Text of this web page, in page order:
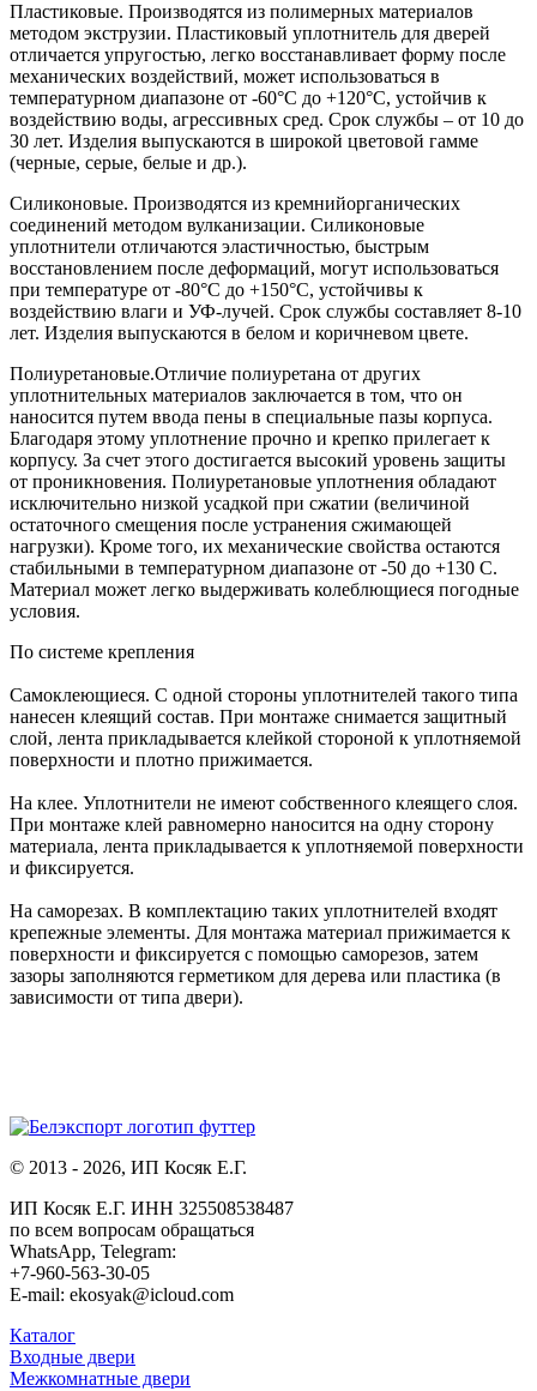
Пластиковые. Производятся из полимерных материалов
методом экструзии. Пластиковый уплотнитель для дверей
отличается упругостью, легко восстанавливает форму после
механических воздействий, может использоваться в
температурном диапазоне от -60°С до +120°С, устойчив к
воздействию воды, агрессивных сред. Срок службы – от 10 до
30 лет. Изделия выпускаются в широкой цветовой гамме
(черные, серые, белые и др.).
Силиконовые. Производятся из кремнийорганических
соединений методом вулканизации. Силиконовые
уплотнители отличаются эластичностью, быстрым
восстановлением после деформаций, могут использоваться
при температуре от -80°С до +150°С, устойчивы к
воздействию влаги и УФ-лучей. Срок службы составляет 8-10
лет. Изделия выпускаются в белом и коричневом цвете.
Полиуретановые.Отличие полиуретана от других
уплотнительных материалов заключается в том, что он
наносится путем ввода пены в специальные пазы корпуса.
Благодаря этому уплотнение прочно и крепко прилегает к
корпусу. За счет этого достигается высокий уровень защиты
от проникновения. Полиуретановые уплотнения обладают
исключительно низкой усадкой при сжатии (величиной
остаточного смещения после устранения сжимающей
нагрузки). Кроме того, их механические свойства остаются
стабильными в температурном диапазоне от -50 до +130 С.
Материал может легко выдерживать колеблющиеся погодные
условия.
По системе крепления
Самоклеющиеся. С одной стороны уплотнителей такого типа
нанесен клеящий состав. При монтаже снимается защитный
слой, лента прикладывается клейкой стороной к уплотняемой
поверхности и плотно прижимается.
На клее. Уплотнители не имеют собственного клеящего слоя.
При монтаже клей равномерно наносится на одну сторону
материала, лента прикладывается к уплотняемой поверхности
и фиксируется.
На саморезах. В комплектацию таких уплотнителей входят
крепежные элементы. Для монтажа материал прижимается к
поверхности и фиксируется с помощью саморезов, затем
зазоры заполняются герметиком для дерева или пластика (в
зависимости от типа двери).
© 2013 - 2026, ИП Косяк Е.Г.
ИП Косяк Е.Г. ИНН 325508538487
по всем вопросам обращаться
WhatsApp, Telegram:
+7-960-563-30-05
E-mail: ekosyak@icloud.com
Каталог
Входные двери
Межкомнатные двери